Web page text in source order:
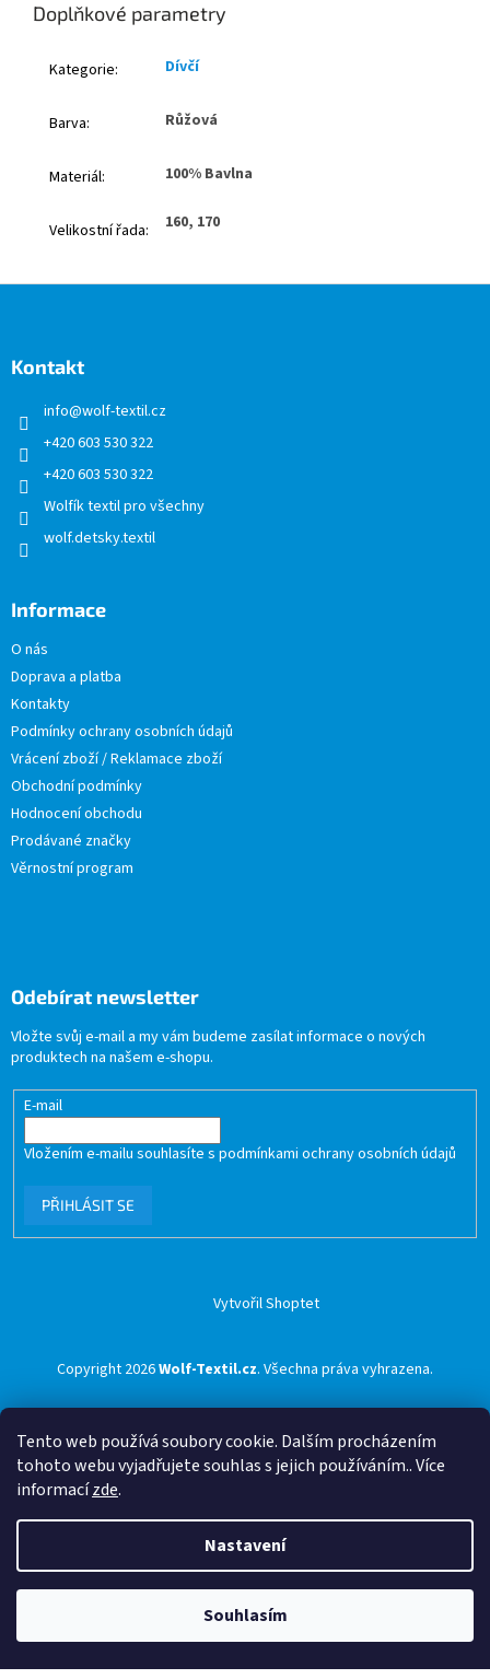
Tento web používá soubory cookie. Dalším procházením
tohoto webu vyjadřujete souhlas s jejich používáním.. Více
informacízde.
Nastavení
Souhlasím
Doplňkové parametry
Kategorie: Dívčí
Barva: Růžová
Materiál: 100% Bavlna
Velikostní řada: 160, 170
Kontakt
info@wolf-textil.cz
+420 603 530 322
+420 603 530 322
Wolfík textil pro všechny
wolf.detsky.textil
Informace
O nás
Doprava a platba
Kontakty
Podmínky ochrany osobních údajů
Vrácení zboží / Reklamace zboží
Obchodní podmínky
Hodnocení obchodu
Prodávané značky
Věrnostní program
Odebírat newsletter
Vložte svůj e-mail a my vám budeme zasílat informace o nových
produktech na našem e-shopu.
E-mail
Vložením e-mailu souhlasíte s podmínkami ochrany osobních údajů
PŘIHLÁSIT SE
Vytvořil Shoptet
Copyright 2026Wolf-Textil.cz. Všechna práva vyhrazena.